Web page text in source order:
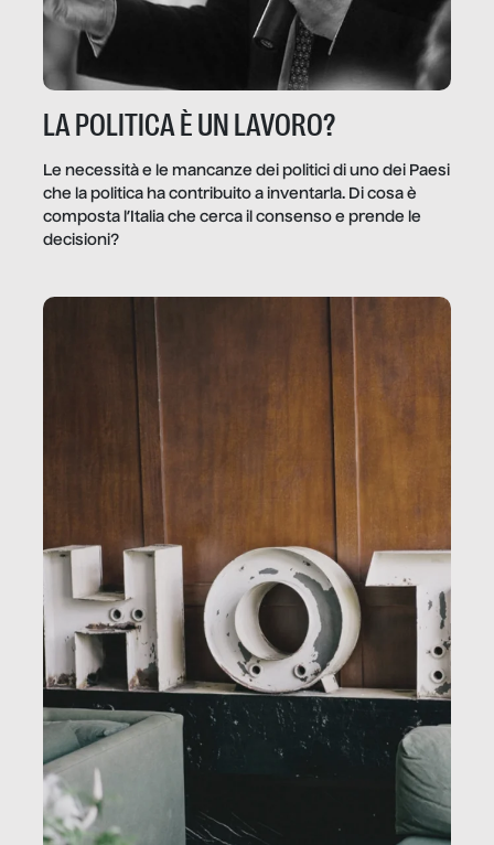
LA POLITICA È UN LAVORO?
Le necessità e le mancanze dei politici di uno dei Paesi
che la politica ha contribuito a inventarla. Di cosa è
composta l’Italia che cerca il consenso e prende le
decisioni?